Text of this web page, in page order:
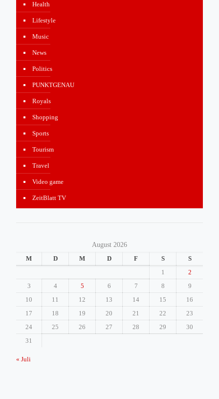
Health
Lifestyle
Music
News
Politics
PUNKTGENAU
Royals
Shopping
Sports
Tourism
Travel
Video game
ZeitBlatt TV
August 2026
M
D M D F S
S
1
2
3
4 5 6 7 8
9
10
11 12 13 14 15
16
17
18 19 20 21 22
23
24
25 26 27 28 29
30
31
« Juli